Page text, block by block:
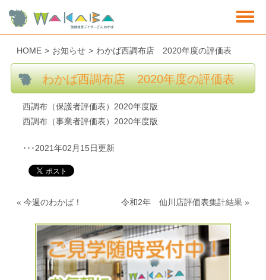
HOME > お知らせ > わかば西調布店 2020年度の評価表
わかば西調布店 2020年度の評価表
西調布（保護者評価表）2020年度版
西調布（事業者評価表）2020年度版
･･･2021年02月15日更新
« 今週のわかば！ 令和2年 仙川店評価表集計結果 »